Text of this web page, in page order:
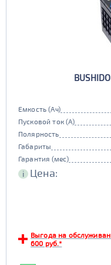
Емкость (Ач)
Пусковой ток (А)
Полярность
Габариты
Гарантия (мес)
i Цена:
Выгода на
600 руб.*